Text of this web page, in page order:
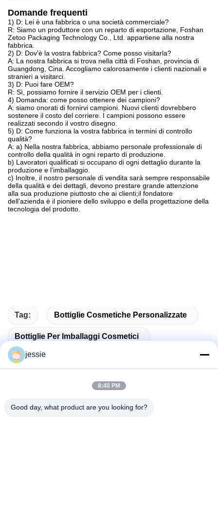
Domande frequenti
1) D: Lei è una fabbrica o una società commerciale?
R: Siamo un produttore con un reparto di esportazione, Foshan
Zetoo Packaging Technology Co., Ltd. appartiene alla nostra
fabbrica.
2) D: Dov'è la vostra fabbrica? Come posso visitarla?
A: La nostra fabbrica si trova nella città di Foshan, provincia di
Guangdong, Cina. Accogliamo calorosamente i clienti nazionali e
stranieri a visitarci.
3) D: Puoi fare OEM?
R: Sì, possiamo fornire il servizio OEM per i clienti.
4) Domanda: come posso ottenere dei campioni?
A: siamo onorati di fornirvi campioni. Nuovi clienti dovrebbero
sostenere il costo del corriere. I campioni possono essere
realizzati secondo il vostro disegno.
5) D: Come funziona la vostra fabbrica in termini di controllo
qualità?
A: a) Nella nostra fabbrica, abbiamo personale professionale di
controllo della qualità in ogni reparto di produzione.
b) Lavoratori qualificati si occupano di ogni dettaglio durante la
produzione e l'imballaggio.
c) Inoltre, il nostro personale di vendita sarà sempre responsabile
della qualità e dei dettagli, devono prestare grande attenzione
alla sua produzione piuttosto che ai clienti;il fondatore
dell'azienda è il pioniere dello sviluppo e della progettazione della
tecnologia del prodotto.
Tag: Bottiglie Cosmetiche Personalizzate
Bottiglie Per Imballaggi Cosmetici
Flacone Cosmetico Vuoto
jessie
8:40 PM
Good day, what product are you looking for?